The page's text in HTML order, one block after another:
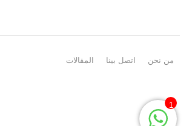
من نحن اتصل بينا المقالات
1